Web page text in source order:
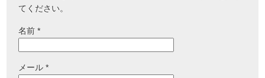
てください。
名前*
メール*